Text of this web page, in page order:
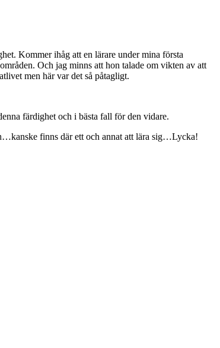
Kommer ihåg att en lärare under mina första
Och jag minns att hon talade om vikten av att
men här var det så påtagligt.
färdighet och i bästa fall för den vidare.
finns där ett och annat att lära sig…Lycka!